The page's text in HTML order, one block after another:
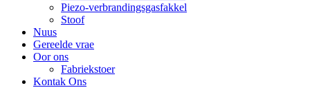
Piezo-verbrandingsgasfakkel
Stoof
Nuus
Gereelde vrae
Oor ons
Fabriekstoer
Kontak Ons